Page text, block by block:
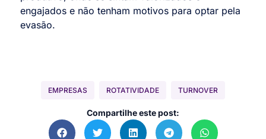
engajados e não tenham motivos para optar pela
evasão.
EMPRESAS ROTATIVIDADE TURNOVER
Compartilhe este post: